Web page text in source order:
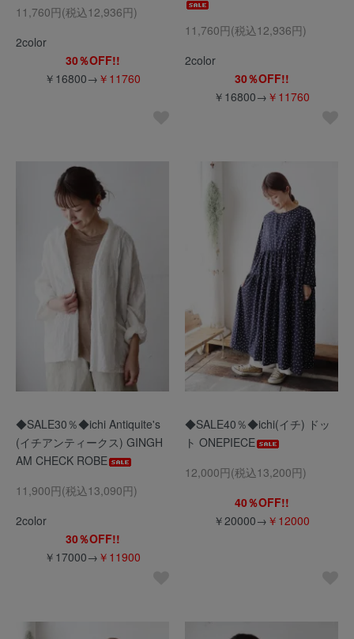
11,760円(税込12,936円)
2color
30％OFF!!
￥16800→ ￥11760
11,760円(税込12,936円)
2color
30％OFF!!
￥16800→ ￥11760
◆SALE30％◆ichi Antiquite's
(イチアンティークス) GINGH
AM CHECK ROBE
11,900円(税込13,090円)
2color
30％OFF!!
￥17000→ ￥11900
◆SALE40％◆ichi(イチ) ドッ
ト ONEPIECE
12,000円(税込13,200円)
40％OFF!!
￥20000→ ￥12000